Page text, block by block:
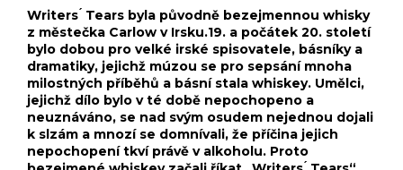
Writers ́ Tears byla původně bezejmennou whisky
z městečka Carlow v Irsku.19. a počátek 20. století
bylo dobou pro velké irské spisovatele, básníky a
dramatiky, jejichž múzou se pro sepsání mnoha
milostných příběhů a básní stala whiskey. Umělci,
jejichž dílo bylo v té době nepochopeno a
neuznáváno, se nad svým osudem nejednou dojali
k slzám a mnozí se domnívali, že příčina jejich
nepochopení tkví právě v alkoholu. Proto